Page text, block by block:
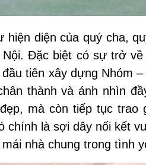
diện của quý cha,
Đặc biệt cósự trở về
tiên xây dựng Nhóm
thành và ánh nhìn
mà còn tiếp tục trao
chính là sợi dây nối kết
nhà chung trong tình